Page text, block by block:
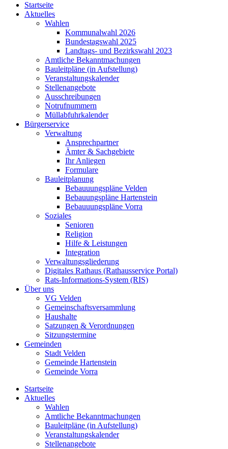
Startseite
Aktuelles
Wahlen
Kommunalwahl 2026
Bundestagswahl 2025
Landtags- und Bezirkswahl 2023
Amtliche Bekanntmachungen
Bauleitpläne (in Aufstellung)
Veranstaltungskalender
Stellenangebote
Ausschreibungen
Notrufnummern
Müllabfuhrkalender
Bürgerservice
Verwaltung
Ansprechpartner
Ämter & Sachgebiete
Ihr Anliegen
Formulare
Bauleitplanung
Bebauuungspläne Velden
Bebauungspläne Hartenstein
Bebauuungspläne Vorra
Soziales
Senioren
Religion
Hilfe & Leistungen
Integration
Verwaltungsgliederung
Digitales Rathaus (Rathausservice Portal)
Rats-Informations-System (RIS)
Über uns
VG Velden
Gemeinschaftsversammlung
Haushalte
Satzungen & Verordnungen
Sitzungstermine
Gemeinden
Stadt Velden
Gemeinde Hartenstein
Gemeinde Vorra
Startseite
Aktuelles
Wahlen
Amtliche Bekanntmachungen
Bauleitpläne (in Aufstellung)
Veranstaltungskalender
Stellenangebote